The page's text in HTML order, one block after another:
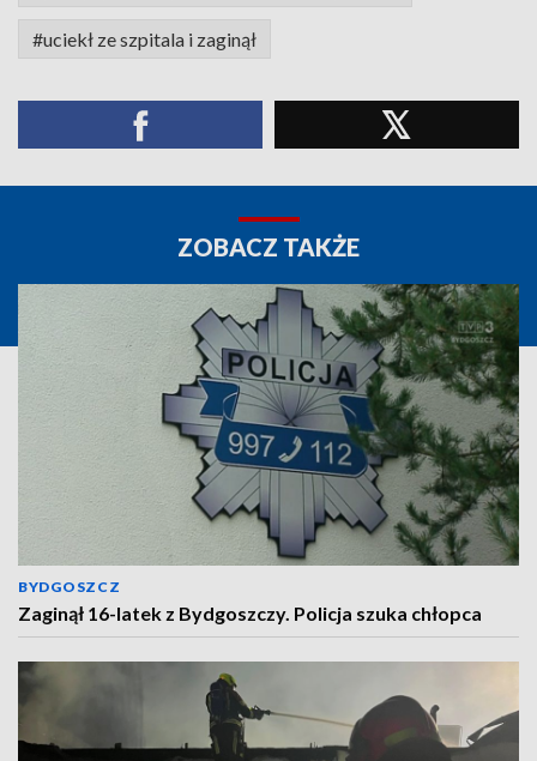
#uciekł ze szpitala i zaginął
ZOBACZ TAKŻE
BYDGOSZCZ
Zaginął 16-latek z Bydgoszczy. Policja szuka chłopca